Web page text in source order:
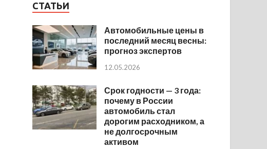
СТАТЬИ
Автомобильные цены в
последний месяц весны:
прогноз экспертов
12.05.2026
Срок годности — 3 года:
почему в России
автомобиль стал
дорогим расходником, а
не долгосрочным
активом